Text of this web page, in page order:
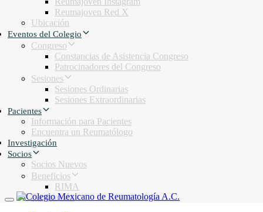
Reumajoven Red X
Ubicación
Eventos del Colegio
Congreso
Constancias de Asistencia Congreso
Patrocinadores del Congreso
Sesiones
Sesiones Ordinarias
Sesiones Extraordinarias
Pacientes
Información para Pacientes
Encuentra un Reumatólogo
Investigación
Socios
Socios Nuevos
Beneficios
RIMA
Facturación
Toggle navigation